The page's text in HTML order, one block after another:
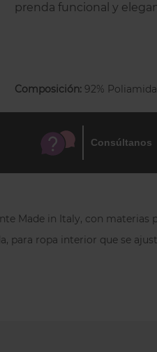
prenda funcional y
Microfibra de alta
Guia de tallas:
L/XL: 44 a 48
Composición: 92%
Consúltanos
Made in Italy, con materias
para ropa interior que se